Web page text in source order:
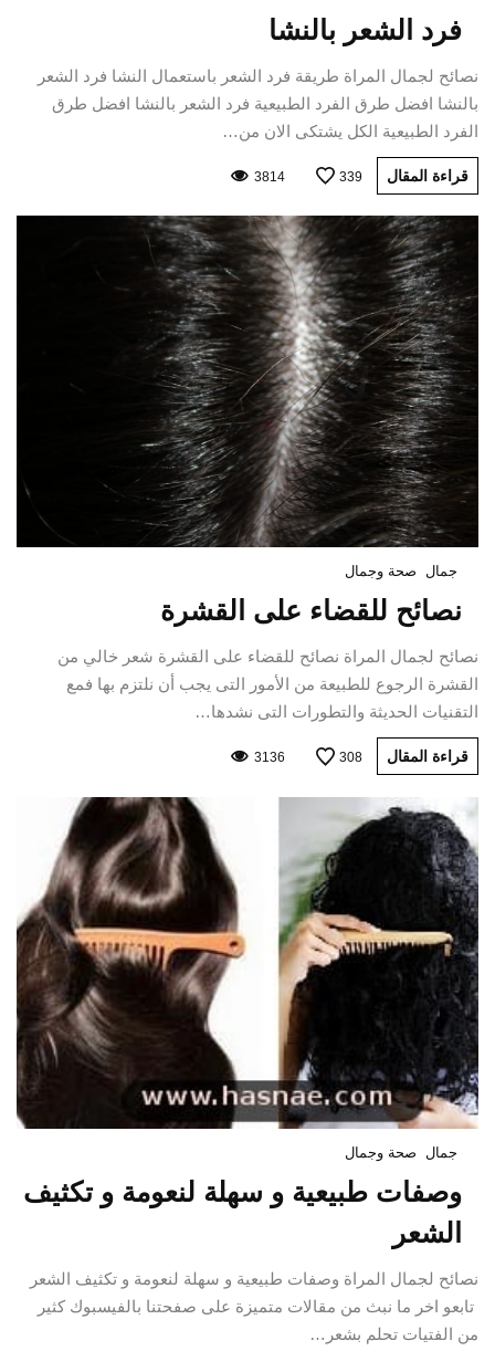
فرد الشعر بالنشا
نصائح لجمال المراة طريقة فرد الشعر باستعمال النشا فرد الشعر
بالنشا افضل طرق الفرد الطبيعية فرد الشعر بالنشا افضل طرق
الفرد الطبيعية الكل يشتكى الان من…
قراءة المقال 339
3814
جمال صحة وجمال
نصائح للقضاء على القشرة‏
نصائح لجمال المراة نصائح للقضاء على القشرة‏ شعر خالي من
القشرة الرجوع للطبيعة من الأمور التى يجب أن نلتزم بها فمع
التقنيات الحديثة والتطورات التى نشدها…
قراءة المقال 308
3136
جمال صحة وجمال
وصفات طبيعية و سهلة لنعومة و تكثيف
الشعر
نصائح لجمال المراة وصفات طبيعية و سهلة لنعومة و تكثيف الشعر
تابعو اخر ما نبث من مقالات متميزة على صفحتنا بالفيسبوك كثير
من الفتيات تحلم بشعر…